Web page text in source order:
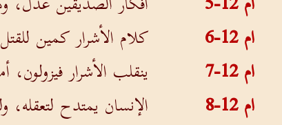
ام 12-6
كلام الأشرار كمين
ام 12-7
ينقلب الأشرار
ام 12-8
الإنسان يمتدح لتعقله،